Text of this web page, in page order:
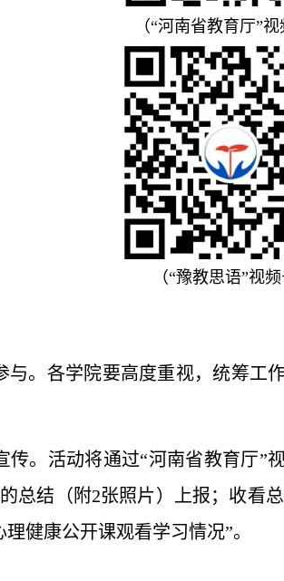
（“河南省教育厅”视
（“豫教思语”视频
与。各学院要高度重视，统筹
传。活动将通过“河南省教育厅
总结（附2张照片）上报；收看
健康公开课观看学习情况”。